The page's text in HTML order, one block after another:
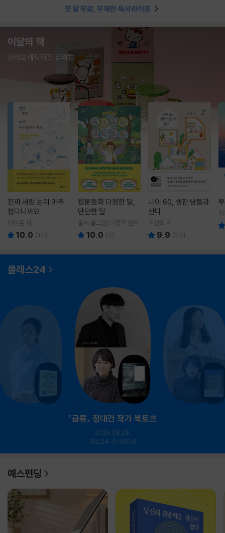
첫 달 무료, 무제한 독서라이프
이달의 책
산리오캐릭터즈 유리컵
진짜 새랑 눈이 마주
쳤다니까요
이이은 저
10.0 (12)
웹툰동화 다정한 말,
단단한 말
돌배 글그림/고정욱 원저
10.0 ( 2)
나이 60, 생판 남들과
산다
조선희 저
9.9 ( 27)
클래스24
『급류』 정대건 작가 북토크
2026.08.28.
예스24 강서NC점
예스펀딩